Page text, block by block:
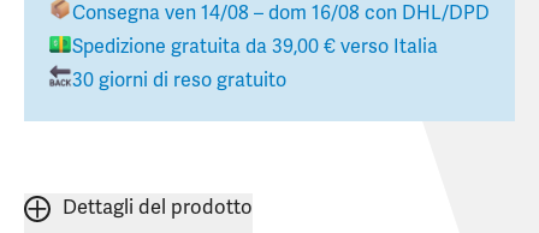
Consegna ven 14/08 – dom 16/08 con DHL/DPD
Spedizione gratuita da 39,00 € verso Italia
30 giorni di reso gratuito
Dettagli del prodotto